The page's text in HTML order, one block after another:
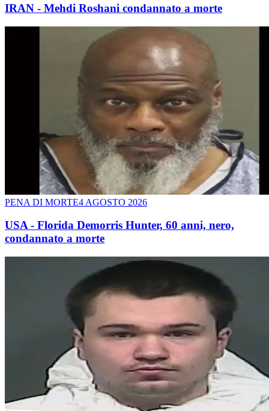
IRAN - Mehdi Roshani condannato a morte
PENA DI MORTE4 AGOSTO 2026
USA - Florida Demorris Hunter, 60 anni, nero,
condannato a morte